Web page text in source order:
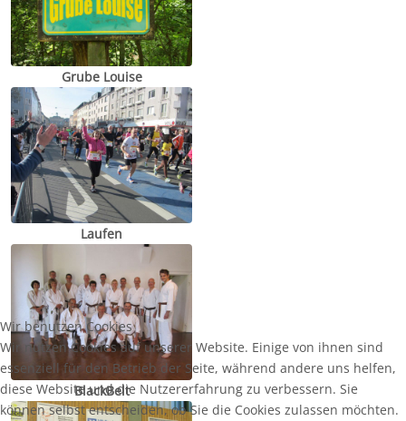
Grube Louise
Laufen
BlackBelt
Wir benutzen Cookies
Wir nutzen Cookies auf unserer Website. Einige von ihnen sind
essenziell für den Betrieb der Seite, während andere uns helfen,
diese Website und die Nutzererfahrung zu verbessern. Sie
können selbst entscheiden, ob Sie die Cookies zulassen möchten.